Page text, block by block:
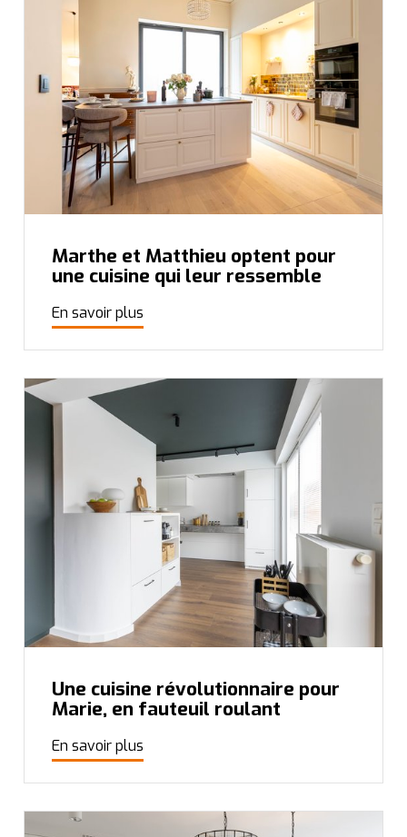
Marthe et Matthieu optent pour
une cuisine qui leur ressemble
En savoir plus
Une cuisine révolutionnaire pour
Marie, en fauteuil roulant
En savoir plus